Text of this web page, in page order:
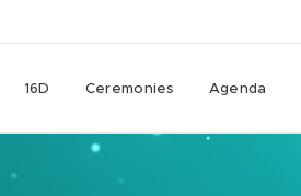
16D Ceremonies Agenda